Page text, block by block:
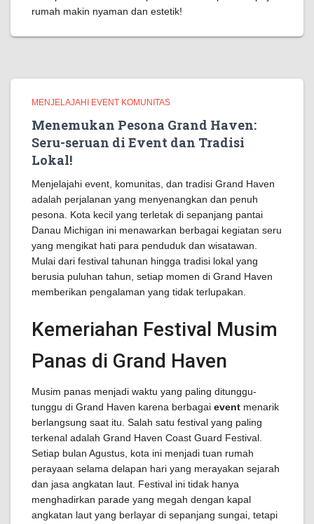
rumah makin nyaman dan estetik!
MENJELAJAHI EVENT KOMUNITAS
Menemukan Pesona Grand Haven:
Seru-seruan di Event dan Tradisi
Lokal!
Menjelajahi event, komunitas, dan tradisi Grand Haven
adalah perjalanan yang menyenangkan dan penuh
pesona. Kota kecil yang terletak di sepanjang pantai
Danau Michigan ini menawarkan berbagai kegiatan seru
yang mengikat hati para penduduk dan wisatawan.
Mulai dari festival tahunan hingga tradisi lokal yang
berusia puluhan tahun, setiap momen di Grand Haven
memberikan pengalaman yang tidak terlupakan.
Kemeriahan Festival Musim
Panas di Grand Haven
Musim panas menjadi waktu yang paling ditunggu-
tunggu di Grand Haven karena berbagai event menarik
berlangsung saat itu. Salah satu festival yang paling
terkenal adalah Grand Haven Coast Guard Festival.
Setiap bulan Agustus, kota ini menjadi tuan rumah
perayaan selama delapan hari yang merayakan sejarah
dan jasa angkatan laut. Festival ini tidak hanya
menghadirkan parade yang megah dengan kapal
angkatan laut yang berlayar di sepanjang sungai, tetapi